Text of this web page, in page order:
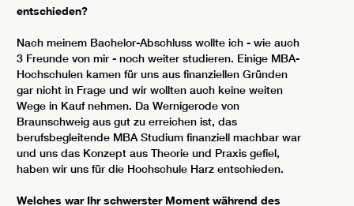
entschieden?
Nach meinem Bachelor-Abschluss wollte ich - wie auch
3 Freunde von mir - noch weiter studieren. Einige MBA-
Hochschulen kamen für uns aus finanziellen Gründen
gar nicht in Frage und wir wollten auch keine weiten
Wege in Kauf nehmen. Da Wernigerode von
Braunschweig aus gut zu erreichen ist, das
berufsbegleitende MBA Studium finanziell machbar war
und uns das Konzept aus Theorie und Praxis gefiel,
haben wir uns für die Hochschule Harz entschieden.
Welches war Ihr schwerster Moment während des